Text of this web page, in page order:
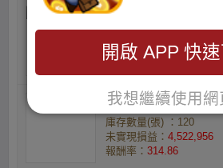
楊智杰的小資族
未實現損益：6,503,700
報酬率：
你沒用的小資族3
庫存數量(張) ：120
未實現損益： 4,522,956
報酬率： 314.86
開啟 APP 快
我想繼續使用網